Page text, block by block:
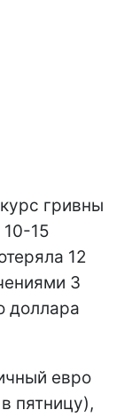
гривны
15
12
3
доллара
евро
пятницу),